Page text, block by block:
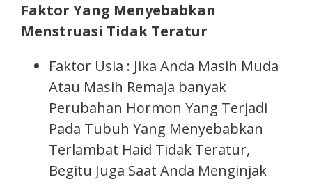
Faktor Yang Menyebabkan
Menstruasi Tidak Teratur
Faktor Usia : Jika Anda Masih Muda
Atau Masih Remaja banyak
Perubahan Hormon Yang Terjadi
Pada Tubuh Yang Menyebabkan
Terlambat Haid Tidak Teratur,
Begitu Juga Saat Anda Menginjak